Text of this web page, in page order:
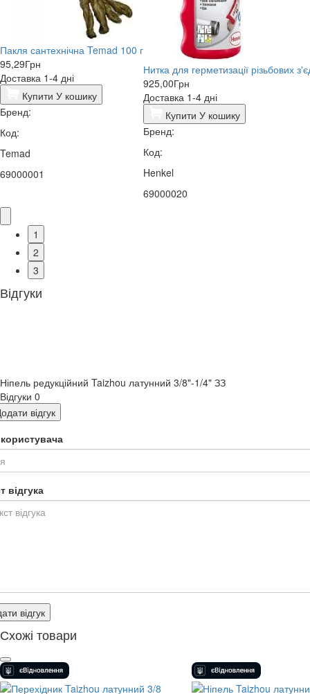
Пакля сантехнічна Temad 100 г
95,29Грн
Доставка 1-4 дні
Купити У кошику
Бренд:
Код:
Temad
69000001
Нитка для герметизації різьбових
925,00Грн
Доставка 1-4 дні
Купити У кошику
Бренд:
Код:
Henkel
69000020
1
2
3
Відгуки
Ніпель редукційний Taizhou латунний 3/8"-1/4" ЗЗ
Відгуки 0
відгук
відгука
відгук
Схожі товари